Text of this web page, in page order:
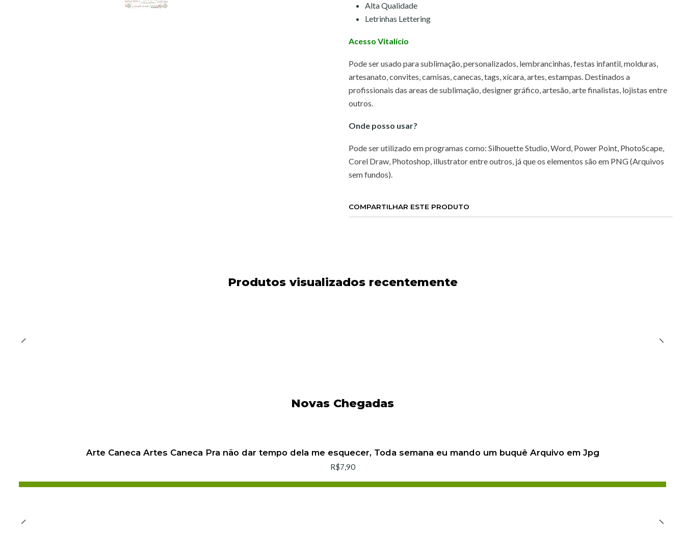
Alta Qualidade
Letrinhas Lettering
Acesso Vitalício
Pode ser usado para sublimação, personalizados, lembrancinhas, festas infantil, molduras,
artesanato, convites, camisas, canecas, tags, xícara, artes, estampas. Destinados a
profissionais das areas de sublimação, designer gráfico, artesão, arte finalistas, lojistas entre
outros.
Onde posso usar?
Pode ser utilizado em programas como: Silhouette Studio, Word, Power Point, PhotoScape,
Corel Draw, Photoshop, illustrator entre outros, já que os elementos são em PNG (Arquivos
sem fundos).
COMPARTILHAR ESTE PRODUTO
Produtos visualizados recentemente
Novas Chegadas
Arte Caneca Artes Caneca Pra não dar tempo dela me esquecer, Toda semana eu mando um buquê Arquivo em Jpg
R$7,90